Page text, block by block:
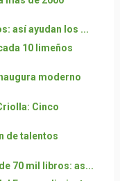
así ayudan los ...
10 limeños
moderno
Cinco
de talentos
70 mil libros: as...